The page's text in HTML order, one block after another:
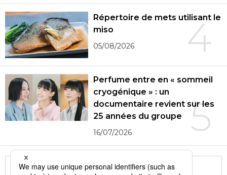
4
Répertoire de mets utilisant le
miso
05/08/2026
5
Perfume entre en « sommeil
cryogénique » : un
documentaire revient sur les
25 années du groupe
16/07/2026
More in this series